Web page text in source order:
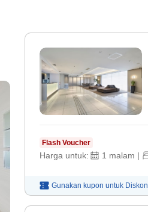
Flash Voucher
Harga untuk: 1 malam |
Gunakan kupon untuk Diskon